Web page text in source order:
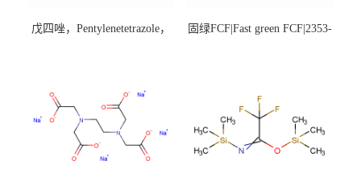
戊四唑，Pentylenetetrazole，
固绿FCF|Fast green FCF|2353-